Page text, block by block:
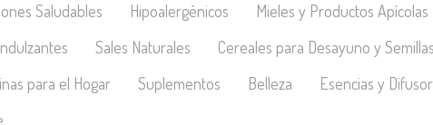
Saludables Hipoalergénicos Mieles y Productos Apícolas
Sales Naturales Cereales para Desayuno y Semillas
para el Hogar Suplementos Belleza Esencias y